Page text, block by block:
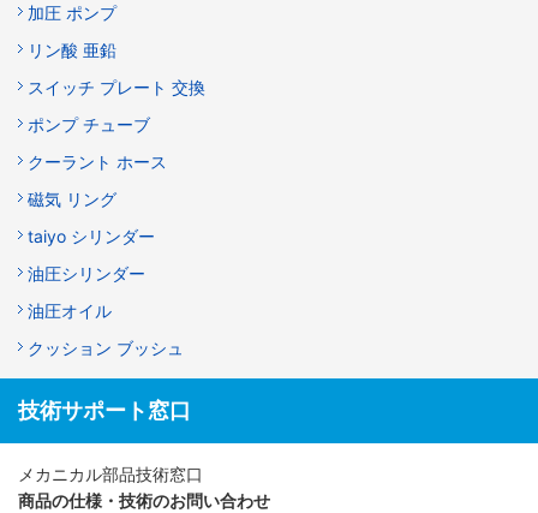
加圧 ポンプ
リン酸 亜鉛
スイッチ プレート 交換
ポンプ チューブ
クーラント ホース
磁気 リング
taiyo シリンダー
油圧シリンダー
油圧オイル
クッション ブッシュ
技術サポート窓口
メカニカル部品技術窓口
商品の仕様・技術のお問い合わせ